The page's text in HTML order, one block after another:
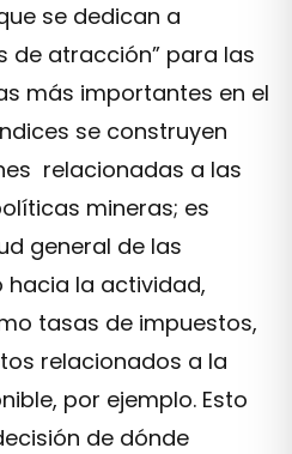
se dedican a
de atracción” para las
más importantes en el
se construyen
relacionadas a las
mineras; es
general de las
la actividad,
tasas de impuestos,
relacionados a la
por ejemplo. Esto
de dónde